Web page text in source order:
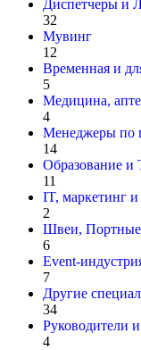
Диспетчеры и
32
Мувинг
12
Временная и
5
Медицина,
4
Менеджеры по
14
Образование и
11
IT, маркетинг и
2
Швеи,
6
Event-
7
Другие
34
Руководители
4